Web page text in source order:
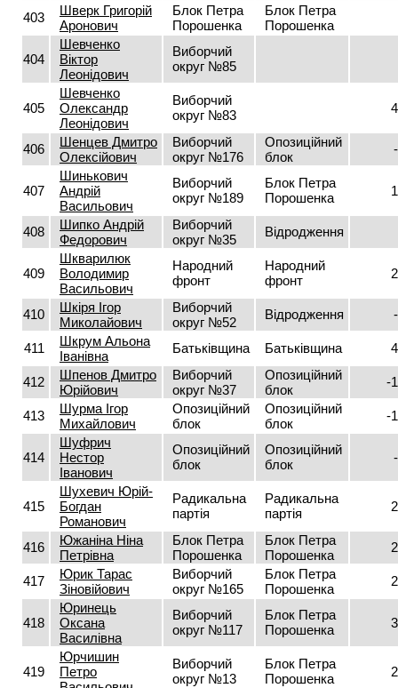
403
Шверк Григорій
Аронович
Блок Петра
Порошенка
Блок Петра
Порошенка
404
Шевченко
Віктор
Леонідович
Виборчий
округ №85
405
Шевченко
Олександр
Леонідович
Виборчий
округ №83
406
Шенцев Дмитро
Олексійович
Виборчий
округ №176
Опозиційний
блок
407
Шинькович
Андрій
Васильович
Виборчий
округ №189
Блок Петра
Порошенка
408
Шипко Андрій
Федорович
Виборчий
округ №35
Відродження
409
Шкварилюк
Володимир
Васильович
Народний
фронт
Народний
фронт
410
Шкіря Ігор
Миколайович
Виборчий
округ №52
Відродження
411
Шкрум Альона
Іванівна
Батьківщина Батьківщина
412
Шпенов Дмитро
Юрійович
Виборчий
округ №37
Опозиційний
блок
-
413
Шурма Ігор
Михайлович
Опозиційний
блок
Опозиційний
блок
-
414
Шуфрич
Нестор
Іванович
Опозиційний
блок
Опозиційний
блок
415
Шухевич Юрій-
Богдан
Романович
Радикальна
партія
Радикальна
партія
416
Южаніна Ніна
Петрівна
Блок Петра
Порошенка
Блок Петра
Порошенка
417
Юрик Тарас
Зіновійович
Виборчий
округ №165
Блок Петра
Порошенка
418
Юринець
Оксана
Василівна
Виборчий
округ №117
Блок Петра
Порошенка
419
Юрчишин
Петро
Виборчий
округ №13
Блок Петра
Порошенка